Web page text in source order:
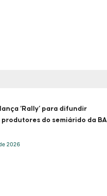
‘Rally’ para difundir
do semiárido da BA
2026